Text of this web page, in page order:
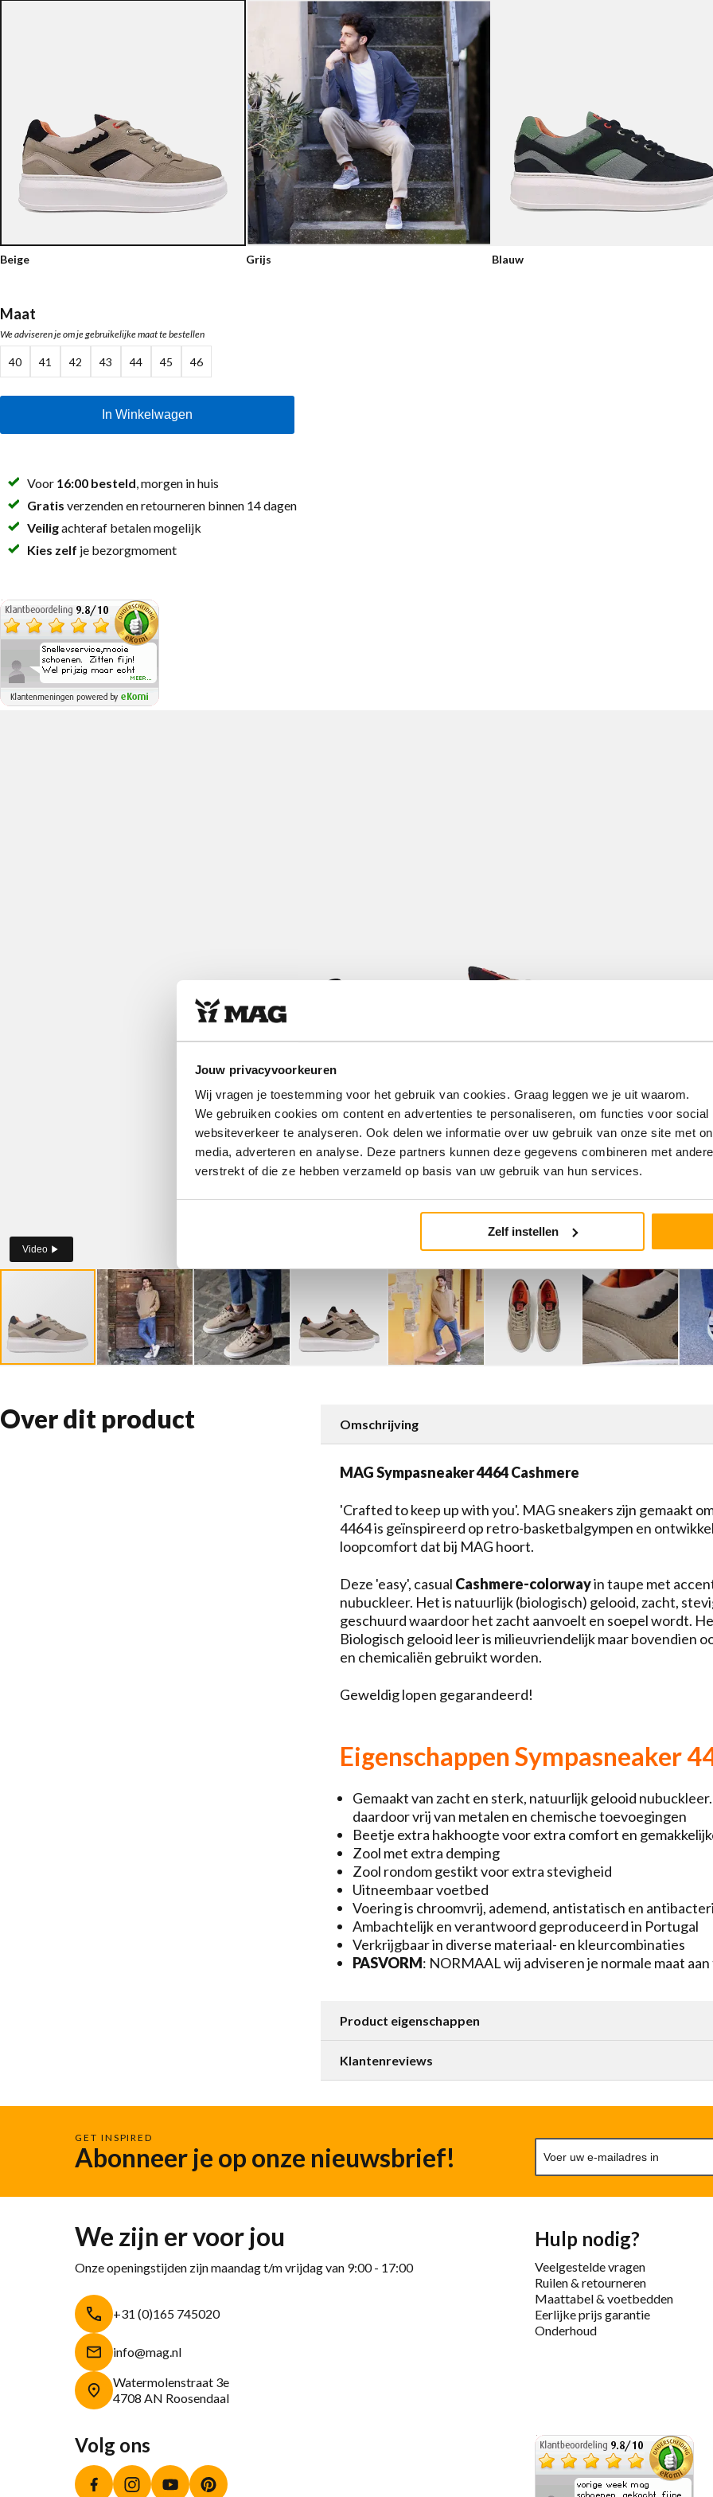
Jouw privacyvoorkeuren
Wij vragen je toestemming voor het gebruik van cookies. Graag leggen we je uit waarom.
We gebruiken cookies om content en advertenties te personaliseren, om functies voor
websiteverkeer te analyseren. Ook delen we informatie over uw gebruik van onze site met
media, adverteren en analyse. Deze partners kunnen deze gegevens combineren met
verstrekt of die ze hebben verzameld op basis van uw gebruik van hun services.
Zelf instellen
Beige Grijs Blauw
Maat
We adviseren je om je gebruikelijke maat te bestellen
40 41 42 43 44 45 46
In Winkelwagen
Voor 16:00 besteld , morgen in huis
Gratis verzenden en retourneren binnen 14 dagen
Veiligachteraf betalen mogelijk
Kies zelf je bezorgmoment
Video
Over dit product Omschrijving
MAG Sympasneaker 4464 Cashmere
'Crafted to keep up with you'. MAG sneakers zijn gemaakt
4464 is geïnspireerd op retro-basketbalgympen en
loopcomfort dat bij MAG hoort.
Deze 'easy', casual Cashmere-colorwayin taupe met
nubuckleer. Het is natuurlijk (biologisch) gelooid, zacht,
geschuurd waardoor het zacht aanvoelt en soepel wordt.
Biologisch gelooid leer is milieuvriendelijk maar bovendien
en chemicaliën gebruikt worden.
Geweldig lopen gegarandeerd!
Eigenschappen Sympasneaker
Gemaakt van zacht en sterk, natuurlijk gelooid
daardoor vrij van metalen en chemische toevoegingen
Beetje extra hakhoogte voor extra comfort en
Zool met extra demping
Zool rondom gestikt voor extra stevigheid
Uitneembaar voetbed
Voering is chroomvrij, ademend, antistatisch en
Ambachtelijk en verantwoord geproduceerd in Portugal
Verkrijgbaar in diverse materiaal- en kleurcombinaties
PASVORM: NORMAAL wij adviseren je normale maat
Product eigenschappen
Klantenreviews
GET INSPIRED
Abonneer je op onze nieuwsbrief!
We zijn er voor jou
Onze openingstijden zijn maandag t/m vrijdag van 9:00 - 17:00
+31 (0)165 745020
info@mag.nl
Watermolenstraat 3e
4708 AN Roosendaal
Volg ons
FacebookInstagramYouTube
Hulp nodig?
Veelgestelde vragen
Ruilen & retourneren
Maattabel & voetbedden
Eerlijke prijs garantie
Onderhoud